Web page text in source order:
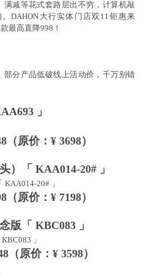
满减等花式套路层出不穷，计算机敲
DAHON大行实体门店双11钜惠来
最高直降998！
分产品低破线上活动价，千万别错
」
（原价：¥ 3698）
）「 KAA014-20# 」
（原价：¥ 7198）
版「 KBC083 」
（原价：¥ 3598）